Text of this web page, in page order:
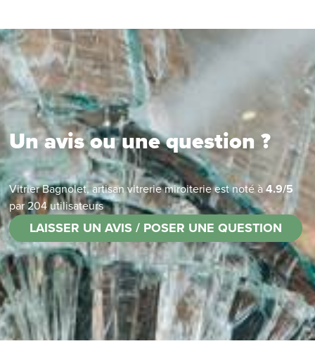
Un avis ou une question ?
Vitrier Bagnolet, artisan vitrerie miroiterieest noté à4.9/5
par204utilisateurs
LAISSER UN AVIS / POSER UNE QUESTION